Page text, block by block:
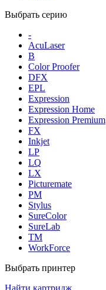
Выбрать серию
-
AcuLaser
B
Color Proofer
DFX
EPL
Expression
Expression Home
Expression Premium
FX
Inkjet
LP
LQ
LX
Picturemate
PM
Stylus
SureColor
SureLab
TM
WorkForce
Выбрать принтер
Найти картридж